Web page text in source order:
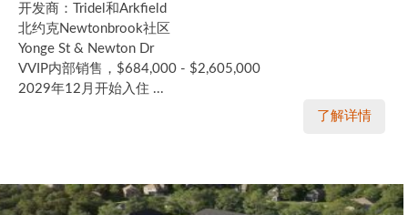
开发商：Tridel和Arkfield
北约克Newtonbrook社区
Yonge St & Newton Dr
VVIP内部销售，$684,000 - $2,605,000
2029年12月开始入住 ...
了解详情